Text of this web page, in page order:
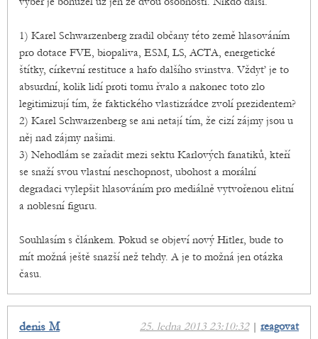
1) Karel Schwarzenberg zradil občany této země hlasováním
pro dotace FVE, biopaliva, ESM, LS, ACTA, energetické
štítky, církevní restituce a hafo dalšího svinstva. Vždyť je to
absurdní, kolik lidí proti tomu řvalo a nakonec toto zlo
legitimizují tím, že faktického vlastizrádce zvolí prezidentem?
2) Karel Schwarzenberg se ani netají tím, že cizí zájmy jsou u
něj nad zájmy našimi.
3) Nehodlám se zařadit mezi sektu Karlových fanatiků, kteří
se snaží svou vlastní neschopnost, ubohost a morální
degradaci vylepšit hlasováním pro mediálně vytvořenou elitní
a noblesní figuru.
Souhlasím s článkem. Pokud se objeví nový Hitler, bude to
mít možná ještě snazší než tehdy. A je to možná jen otázka
času.
25. ledna 2013 23:10:32| reagovat
denis M